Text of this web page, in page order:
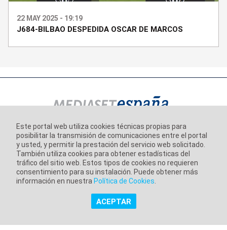
22 MAY 2025 - 19:19
J684-BILBAO DESPEDIDA OSCAR DE MARCOS
Información corporativa
Aviso Legal
Política de Privacidad
Este portal web utiliza cookies técnicas propias para
posibilitar la transmisión de comunicaciones entre el portal
y usted, y permitir la prestación del servicio web solicitado.
También utiliza cookies para obtener estadísticas del
tráfico del sitio web. Estos tipos de cookies no requieren
consentimiento para su instalación. Puede obtener más
información en nuestra Política de Cookies
ACEPTAR